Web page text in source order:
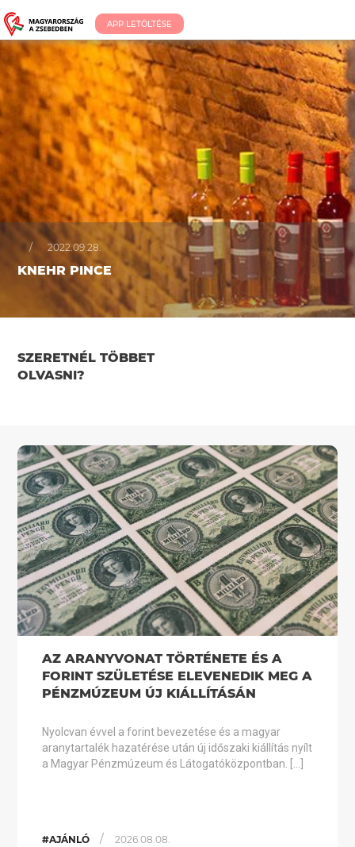
APP LETÖLTÉSE
/ 2022.09.28.
KNEHR PINCE
SZERETNÉL TÖBBET
OLVASNI?
AZ ARANYVONAT TÖRTÉNETE ÉS A
FORINT SZÜLETÉSE ELEVENEDIK MEG A
PÉNZMÚZEUM ÚJ KIÁLLÍTÁSÁN
Nyolcvan évvel a forint bevezetése és a magyar
aranytartalék hazatérése után új időszaki kiállítás nyílt
a Magyar Pénzmúzeum és Látogatóközpontban. […]
#AJÁNLÓ / 2026.08.08.